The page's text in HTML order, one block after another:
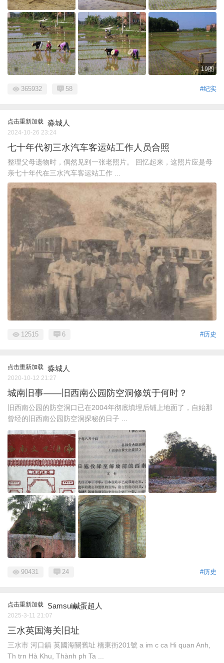
19图
#纪实
365932 58
点击重新加载 淼城人
2024-10-26 23:24
七十年代初三水汽车客运站工作人员合照
整理父母遗物时，偶然见到一张老照片。 回忆起来，这照片应是母
亲七十年代在三水汽车客运站工作 ...
#历史
12515 6
点击重新加载 淼城人
2020-10-12 21:27
城南旧事——旧西南公园防空洞修筑于何时？
旧西南公园的防空洞口已在2004年彻底填埋后铺上地面了，自始那
曾经的旧西南公园防空洞探秘的日子 ...
#历史
90431 24
点击重新加载 Samsui鹹蛋超人
2025-3-11 21:07
三水英国海关旧址
三水市 河口鎮 英國海關舊址 橋東街201號 a im c ca Hi quan Anh,
Th trn Hà Khu, Thành ph Ta ...